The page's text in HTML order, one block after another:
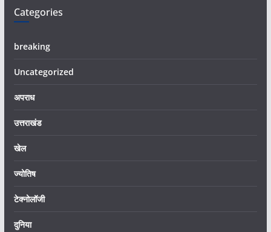
Categories
breaking
Uncategorized
अपराध
उत्तराखंड
खेल
ज्योतिष
टेक्नोलॉजी
दुनिया